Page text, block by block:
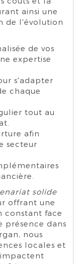
ainsi une
de l'évolution
de vos
expertise
s'adapter
chaque
tout au
afin
secteur
solide
offrant une
constant face
présence dans
nous
locales et